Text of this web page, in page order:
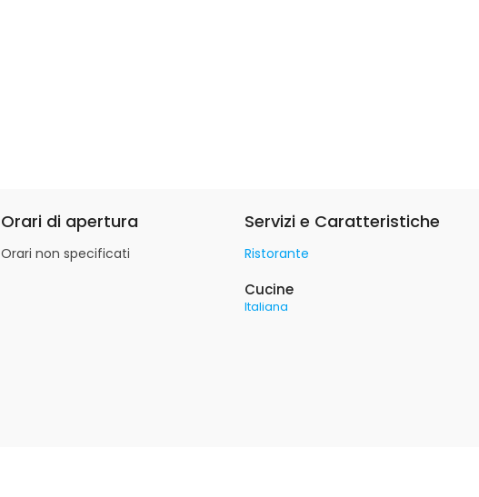
Orari di apertura
Orari non specificati
Servizi e Caratteristiche
Ristorante
Cucine
Italiana